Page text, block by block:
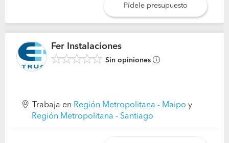
Pídele presupuesto
Fer Instalaciones
Sin opiniones
Trabaja en Región Metropolitana - Maipo y
Región Metropolitana - Santiago